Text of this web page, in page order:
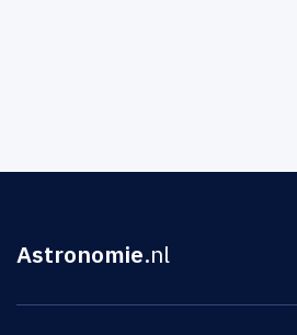
Astronomie.nl